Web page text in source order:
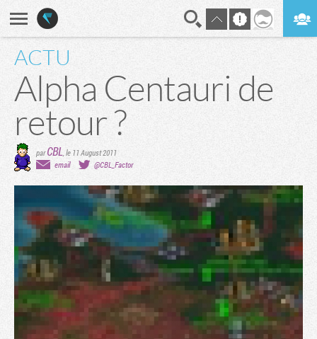
ACTU
Alpha Centauri de
retour ?
parCBL le 11 August 2011
email
@CBL_Factor